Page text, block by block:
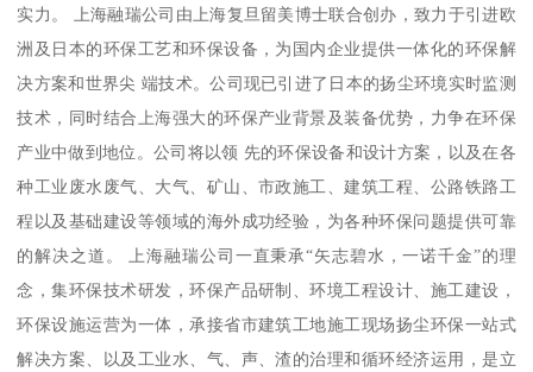
实力。 上海融瑞公司由上海复旦留美博士联合创办，致力于引进欧
洲及日本的环保工艺和环保设备，为国内企业提供一体化的环保解
决方案和世界尖 端技术。公司现已引进了日本的扬尘环境实时监测
技术，同时结合上海强大的环保产业背景及装备优势，力争在环保
产业中做到地位。公司将以领 先的环保设备和设计方案，以及在各
种工业废水废气、大气、矿山、市政施工、建筑工程、公路铁路工
程以及基础建设等领域的海外成功经验，为各种环保问题提供可靠
的解决之道。 上海融瑞公司一直秉承“矢志碧水，一诺千金”的理
念，集环保技术研发，环保产品研制、环境工程设计、施工建设，
环保设施运营为一体，承接省市建筑工地施工现场扬尘环保一站式
解决方案、以及工业水、气、声、渣的治理和循环经济运用，是立